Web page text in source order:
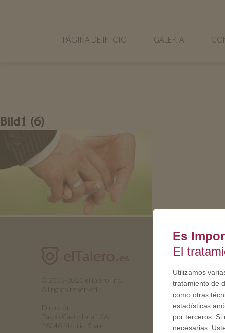
PÁGINA DE INICIO GALERIA
Bild1 (6)
© 2003-2020 elTalero Inc.
All rights reserved.
Paseo Castellana 136,
28046 Madrid, Spain
Es
El
Utilizamos
tratamiento de
como otras
estadísticas
por terceros. Si
necesarias.